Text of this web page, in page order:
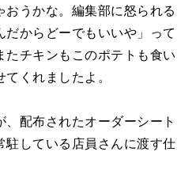
うかな。編集部に怒られる
からどーでもいいや」って
チキンもこのポテトも食い
くれましたよ。
配布されたオーダーシート
している店員さんに渡す仕